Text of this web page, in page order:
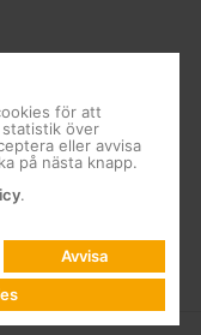
för att
över
eller avvisa
på nästa knapp.
.
Avvisa